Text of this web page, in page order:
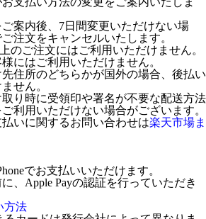
案内後、7日間変更いただけない場
注文をキャンセルいたします。
のご注文にはご利用いただけません。
にはご利用いただけません。
住所のどちらかが国外の場合、後払い
せん。
り時に受領印や署名が不要な配送方法
利用いただけない場合がございます。
いに関するお問い合わせは楽天市場ま
でお支払いいただけます。
、Apple Payの認証を行っていただき
方法